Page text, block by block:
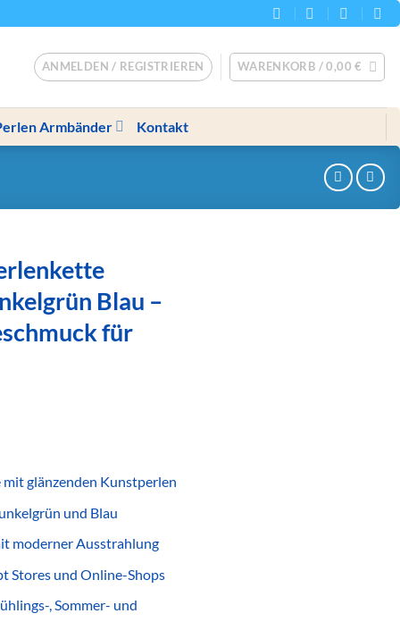
ANMELDEN / REGISTRIEREN WARENKORB /0,00€
Armbänder Kontakt
Blau –
für
glänzenden Kunstperlen
und Blau
moderner Ausstrahlung
Stores und Online-Shops
, Sommer- und